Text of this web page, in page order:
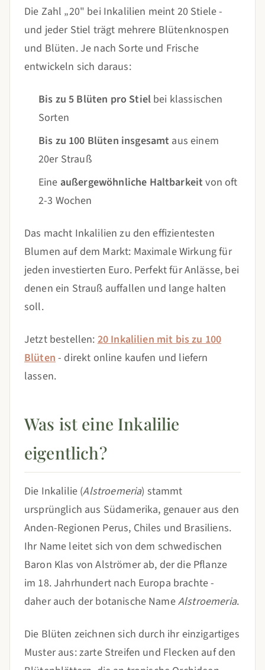
Die Zahl „20" bei Inkalilien meint 20 Stiele -
und jeder Stiel trägt mehrere Blütenknospen
und Blüten. Je nach Sorte und Frische
entwickeln sich daraus:
Bis zu 5 Blüten pro Stiel bei klassischen
Sorten
Bis zu 100 Blüten insgesamt aus einem
20er Strauß
Eine außergewöhnliche Haltbarkeit von oft
2-3 Wochen
Das macht Inkalilien zu den effizientesten
Blumen auf dem Markt: Maximale Wirkung für
jeden investierten Euro. Perfekt für Anlässe, bei
denen ein Strauß auffallen und lange halten
soll.
Jetzt bestellen:20 Inkalilien mit bis zu 100
Blüten- direkt online kaufen und liefern
lassen.
Was ist eine Inkalilie
eigentlich?
Die Inkalilie (Alstroemeria) stammt
ursprünglich aus Südamerika, genauer aus den
Anden-Regionen Perus, Chiles und Brasiliens.
Ihr Name leitet sich von dem schwedischen
Baron Klas von Alströmer ab, der die Pflanze
im 18. Jahrhundert nach Europa brachte -
daher auch der botanische NameAlstroemeria.
Die Blüten zeichnen sich durch ihr einzigartiges
Muster aus: zarte Streifen und Flecken auf den